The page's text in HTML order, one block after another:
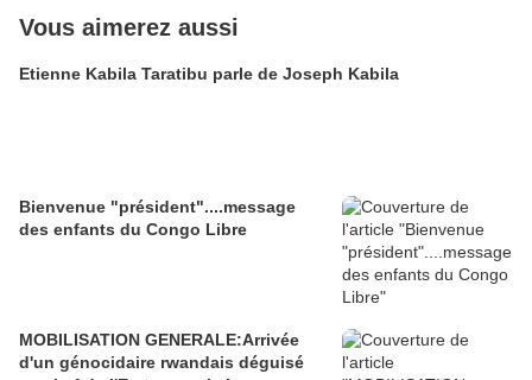
Vous aimerez aussi
Etienne Kabila Taratibu parle de Joseph Kabila
Bienvenue "président"....message
des enfants du Congo Libre
MOBILISATION GENERALE:Arrivée
d'un génocidaire rwandais déguisé